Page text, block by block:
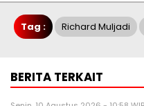
Tag : Richard Muljadi
BERITA TERKAIT